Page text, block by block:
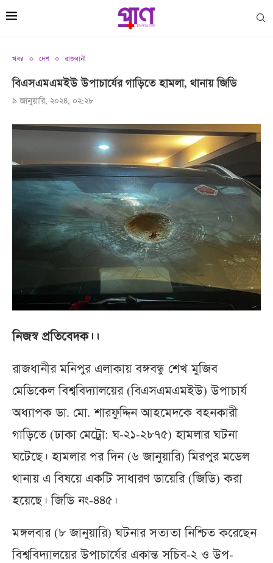
খবর দেশ রাজধানী
বিএসএমএমইউ উপাচার্যের গাড়িতে হামলা, থানায় জিডি
৯ জানুয়ারি, ২০২৪, ০২:২৮
নিজস্ব প্রতিবেদক।।
রাজধানীর মনিপুর এলাকায় বঙ্গবন্ধু শেখ মুজিব
মেডিকেল বিশ্ববিদ্যালয়ের (বিএসএমএমইউ) উপাচার্য
অধ্যাপক ডা. মো. শারফুদ্দিন আহমেদকে বহনকারী
গাড়িতে (ঢাকা মেট্রো: ঘ-২১-২৮৭৫) হামলার ঘটনা
ঘটেছে। হামলার পর দিন (৬ জানুয়ারি) মিরপুর মডেল
থানায় এ বিষয়ে একটি সাধারণ ডায়েরি (জিডি) করা
হয়েছে। জিডি নং-৪৪৫।
মঙ্গলবার (৮ জানুয়ারি) ঘটনার সত্যতা নিশ্চিত করেছেন
বিশ্ববিদ্যালয়ের উপাচার্যের একান্ত সচিব-২ ও উপ-